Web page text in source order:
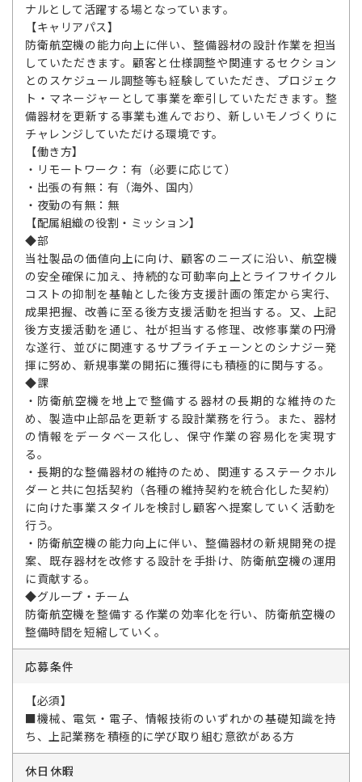
ナルとして活躍する場となっています。
【キャリアパス】
防衛航空機の能力向上に伴い、整備器材の設計作業を担当
していただきます。顧客と仕様調整や関連するセクション
とのスケジュール調整等も経験していただき、プロジェク
ト・マネージャーとして事業を牽引していただきます。整
備器材を更新する事業も進んでおり、新しいモノづくりに
チャレンジしていただける環境です。
【働き方】
・リモートワーク：有（必要に応じて）
・出張の有無：有（海外、国内）
・夜勤の有無：無
【配属組織の役割・ミッション】
◆部
当社製品の価値向上に向け、顧客のニーズに沿い、航空機
の安全確保に加え、持続的な可動率向上とライフサイクル
コストの抑制を基軸とした後方支援計画の策定から実行、
成果把握、改善に至る後方支援活動を担当する。又、上記
後方支援活動を通じ、社が担当する修理、改修事業の円滑
な遂行、並びに関連するサプライチェーンとのシナジー発
揮に努め、新規事業の開拓に獲得にも積極的に関与する。
◆課
・防衛航空機を地上で整備する器材の長期的な維持のた
め、製造中止部品を更新する設計業務を行う。また、器材
の情報をデータベース化し、保守作業の容易化を実現す
る。
・長期的な整備器材の維持のため、関連するステークホル
ダーと共に包括契約（各種の維持契約を統合化した契約）
に向けた事業スタイルを検討し顧客へ提案していく活動を
行う。
・防衛航空機の能力向上に伴い、整備器材の新規開発の提
案、既存器材を改修する設計を手掛け、防衛航空機の運用
に貢献する。
◆グループ・チーム
防衛航空機を整備する作業の効率化を行い、防衛航空機の
整備時間を短縮していく。
応募条件
【必須】
■機械、電気・電子、情報技術のいずれかの基礎知識を持
ち、上記業務を積極的に学び取り組む意欲がある方
休日休暇